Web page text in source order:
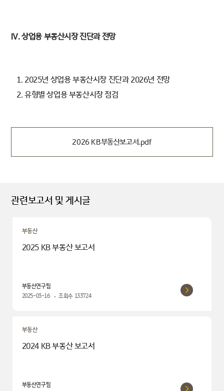
Ⅳ. 상업용 부동산시장 진단과 전망
1. 2025년 상업용 부동산시장 진단과 2026년 전망
2. 유형별 상업용 부동산시장 점검
2026 KB부동산보고서.pdf
관련보고서 및 게시글
부동산
2025 KB 부동산 보고서
부동산연구팀
2025-03-16
조회수 133724
부동산
2024 KB 부동산 보고서
부동산연구팀